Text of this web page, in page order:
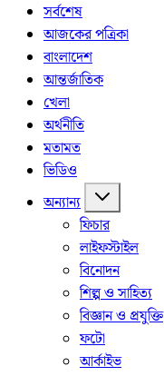
সর্বশেষ
আজকের পত্রিকা
বাংলাদেশ
আন্তর্জাতিক
খেলা
অর্থনীতি
মতামত
ভিডিও
অন্যান্য
ফিচার
লাইফস্টাইল
বিনোদন
শিল্প ও সাহিত্য
বিজ্ঞান ও প্রযুক্তি
ফটো
আর্কাইভ